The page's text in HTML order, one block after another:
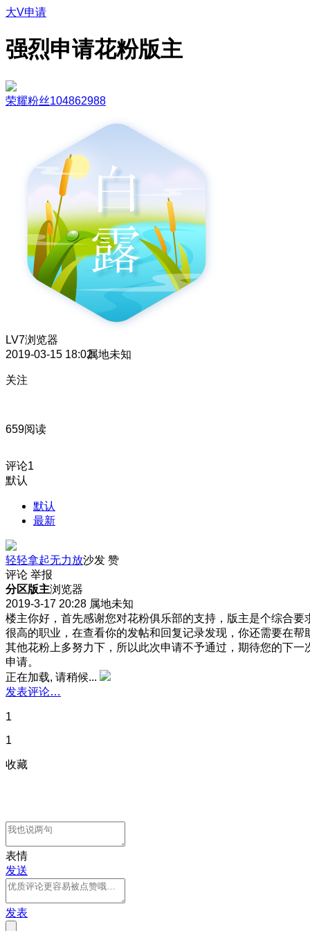
大V申请
强烈申请花粉版主
荣耀粉丝104862988
LV7浏览器
2019-03-15 18:02属地未知
关注
659阅读
评论1
默认
默认
最新
轻轻拿起无力放沙发 赞
评论 举报
分区版主浏览器
2019-3-17 20:28 属地未知
楼主你好，首先感谢您对花粉俱乐部的支持，版主是个综合要
很高的职业，在查看你的发帖和回复记录发现，你还需要在帮
其他花粉上多努力下，所以此次申请不予通过，期待您的下一
申请。
正在加载, 请稍候...
发表评论…
1
1
收藏
表情
发送
发表